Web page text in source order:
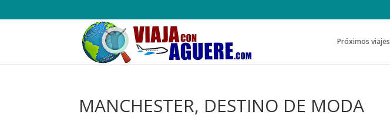
Próximos viajes
MANCHESTER, DESTINO DE MODA